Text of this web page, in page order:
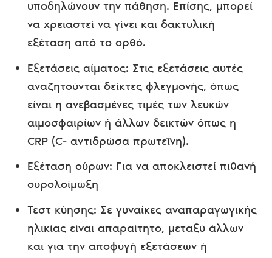
υποδηλώνουν την πάθηση. Επίσης, μπορεί
να χρειαστεί να γίνει και δακτυλική
εξέταση από το ορθό.
Εξετάσεις αίματος: Στις εξετάσεις αυτές
αναζητούνται δείκτες φλεγμονής, όπως
είναι η ανεβασμένες τιμές των λευκών
αιμοσφαιρίων ή άλλων δεικτών όπως η
CRP (C- αντιδρώσα πρωτεΐνη).
Εξέταση ούρων: Για να αποκλειστεί πιθανή
ουρολοίμωξη
Τεστ κύησης: Σε γυναίκες αναπαραγωγικής
ηλικίας είναι απαραίτητο, μεταξύ άλλων
και για την αποφυγή εξετάσεων ή